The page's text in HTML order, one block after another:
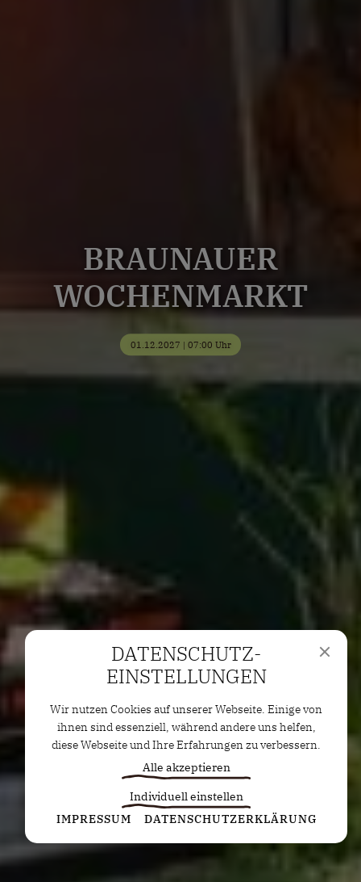
BRAUNAUER
WOCHENMARKT
01.12.2027 | 07:00 Uhr
DATENSCHUTZ­
EINSTELLUNGEN
Wir nutzen Cookies auf unserer Webseite. Einige von
ihnen sind essenziell, während andere uns helfen,
diese Webseite und Ihre Erfahrungen zu verbessern.
Alle akzeptieren
Individuell einstellen
Statistiken
Diese Cookies erfassen anonyme Statistiken. Diese
Informationen helfen uns zu verstehen, wie wir
unsere Website noch weiter optimieren können.
IMPRESSUM DATENSCHUTZERKLÄRUNG